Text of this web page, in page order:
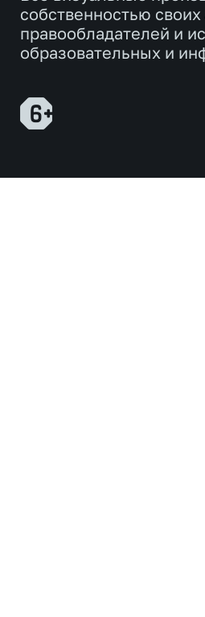
собственностью своих
правообладателей и
образовательных и